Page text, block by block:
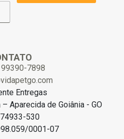
7898
Entregas
Aparecida de Goiânia - GO
530
0001-07